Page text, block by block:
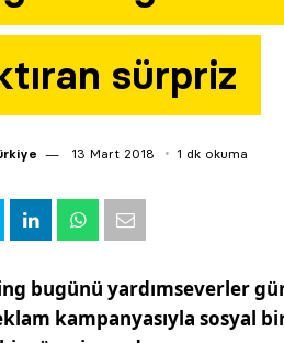
sürpriz
13 Mart 2018 1 dk okuma
bugünü yardımseverler
kampanyasıyla sosyal